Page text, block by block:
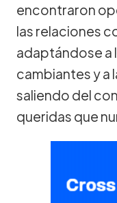
encontraron
las relaciones
adaptándose a
cambiantes y a
saliendo del
queridas que